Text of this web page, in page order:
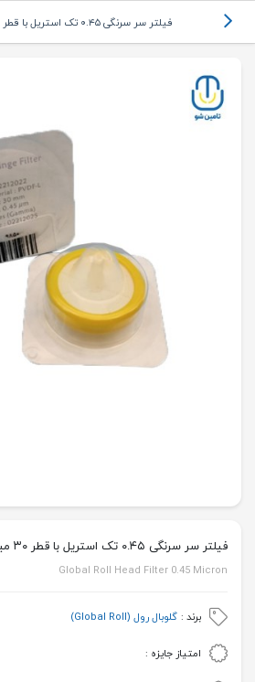
فیلتر سر سرنگی ۰.۴۵ تک استریل با قطر ۳۰ میلیمتر گل...
فیلتر سر سرنگی ۰.۴۵ تک استریل با قطر ۳۰ میلیمتر گلوبال رول
Global Roll Head Filter 0.45 Micron
برند : گلوبال رول (Global Roll)
امتیاز جایزه :